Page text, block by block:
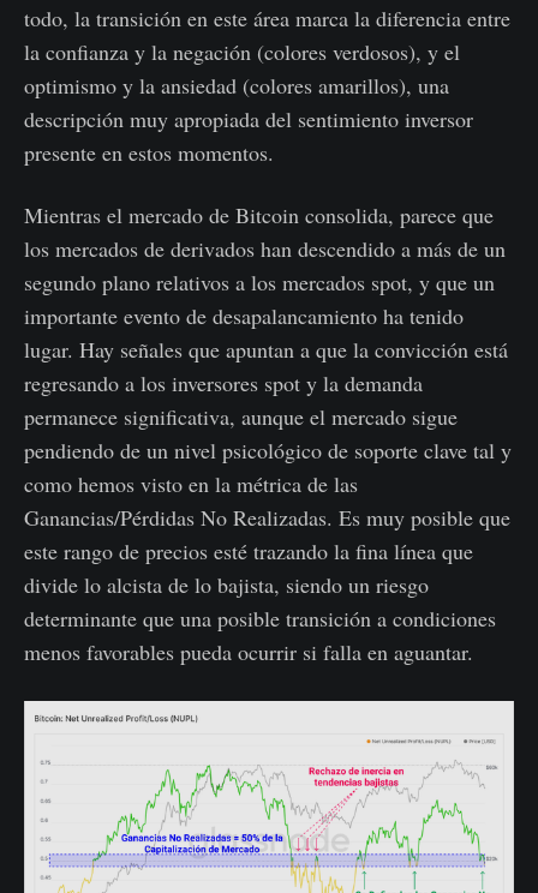
todo, la transición en este área marca la diferencia entre
la confianza y la negación (colores verdosos), y el
optimismo y la ansiedad (colores amarillos), una
descripción muy apropiada del sentimiento inversor
presente en estos momentos.
Mientras el mercado de Bitcoin consolida, parece que
los mercados de derivados han descendido a más de un
segundo plano relativos a los mercados spot, y que un
importante evento de desapalancamiento ha tenido
lugar. Hay señales que apuntan a que la convicción está
regresando a los inversores spot y la demanda
permanece significativa, aunque el mercado sigue
pendiendo de un nivel psicológico de soporte clave tal y
como hemos visto en la métrica de las
Ganancias/Pérdidas No Realizadas. Es muy posible que
este rango de precios esté trazando la fina línea que
divide lo alcista de lo bajista, siendo un riesgo
determinante que una posible transición a condiciones
menos favorables pueda ocurrir si falla en aguantar.